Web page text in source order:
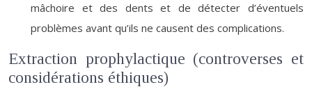
mâchoire et des dents et de détecter d’éventuels
problèmes avant qu’ils ne causent des complications.
Extraction prophylactique (controverses et
considérations éthiques)